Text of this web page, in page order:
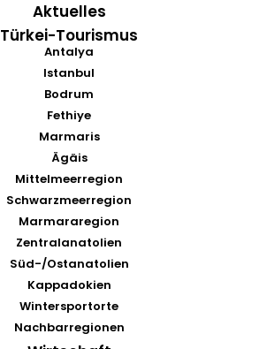
Aktuelles
Türkei-Tourismus
Antalya
Istanbul
Bodrum
Fethiye
Marmaris
Ägäis
Mittelmeerregion
Schwarzmeerregion
Marmararegion
Zentralanatolien
Süd-/Ostanatolien
Kappadokien
Wintersportorte
Nachbarregionen